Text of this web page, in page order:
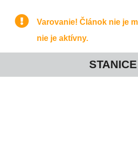
Varovanie! Článok nie je
nie je aktívny.
STANICE